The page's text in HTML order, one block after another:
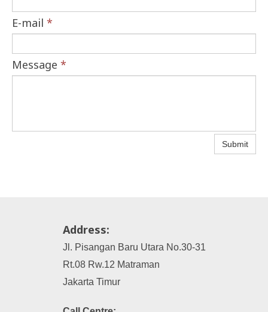
E-mail *
Message *
Submit
Address:
Jl. Pisangan Baru Utara No.30-31
Rt.08 Rw.12 Matraman
Jakarta Timur